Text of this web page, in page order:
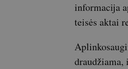
informacija
teisės aktai
draudžiama,